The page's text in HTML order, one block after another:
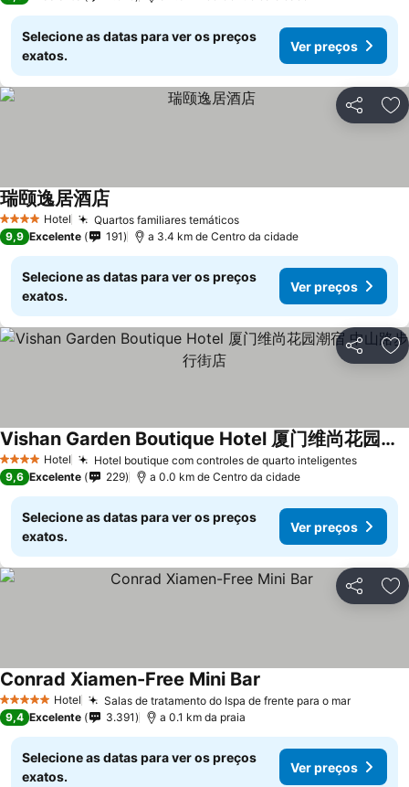
Selecione as datas para ver os preços
exatos.
Ver preços
Partilhar
4 EstrelasHotel Quartos familiares temáticos
瑞颐逸居酒店
9,9 Excelente 191 a 3.4 km de Centro da cidade
Selecione as datas para ver os preços
exatos.
Ver preços
Partilhar
4 EstrelasHotel Hotel boutique com controles de quarto inteligentes
Vishan Garden Boutique Hotel 厦门维尚花园潮宿 中山路步行街店
9,6 Excelente 229 a 0.0 km de Centro da cidade
Selecione as datas para ver os preços
exatos.
Ver preços
Partilhar
5 Estrelas Hotel Salas de tratamento do Ispa de frente para o mar
Conrad Xiamen-Free Mini Bar
9,4 Excelente 3.391 a 0.1 km da praia
Selecione as datas para ver os preços
exatos.
Ver preços